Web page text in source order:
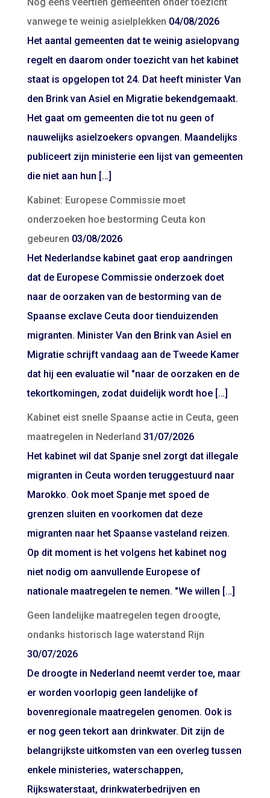
vanwege te weinig asielplekken 04/08/2026
Het aantal gemeenten dat te weinig asielopvang
regelt en daarom onder toezicht van het kabinet
staat is opgelopen tot 24. Dat heeft minister Van
den Brink van Asiel en Migratie bekendgemaakt.
Het gaat om gemeenten die tot nu geen of
nauwelijks asielzoekers opvangen. Maandelijks
publiceert zijn ministerie een lijst van gemeenten
die niet aan hun […]
Kabinet: Europese Commissie moet
onderzoeken hoe bestorming Ceuta kon
gebeuren 03/08/2026
Het Nederlandse kabinet gaat erop aandringen
dat de Europese Commissie onderzoek doet
naar de oorzaken van de bestorming van de
Spaanse exclave Ceuta door tienduizenden
migranten. Minister Van den Brink van Asiel en
Migratie schrijft vandaag aan de Tweede Kamer
dat hij een evaluatie wil "naar de oorzaken en de
tekortkomingen, zodat duidelijk wordt hoe […]
Kabinet eist snelle Spaanse actie in Ceuta, geen
maatregelen in Nederland 31/07/2026
Het kabinet wil dat Spanje snel zorgt dat illegale
migranten in Ceuta worden teruggestuurd naar
Marokko. Ook moet Spanje met spoed de
grenzen sluiten en voorkomen dat deze
migranten naar het Spaanse vasteland reizen.
Op dit moment is het volgens het kabinet nog
niet nodig om aanvullende Europese of
nationale maatregelen te nemen. "We willen […]
Geen landelijke maatregelen tegen droogte,
ondanks historisch lage waterstand Rijn
30/07/2026
De droogte in Nederland neemt verder toe, maar
er worden voorlopig geen landelijke of
bovenregionale maatregelen genomen. Ook is
er nog geen tekort aan drinkwater. Dit zijn de
belangrijkste uitkomsten van een overleg tussen
enkele ministeries, waterschappen,
Rijkswaterstaat, drinkwaterbedrijven en